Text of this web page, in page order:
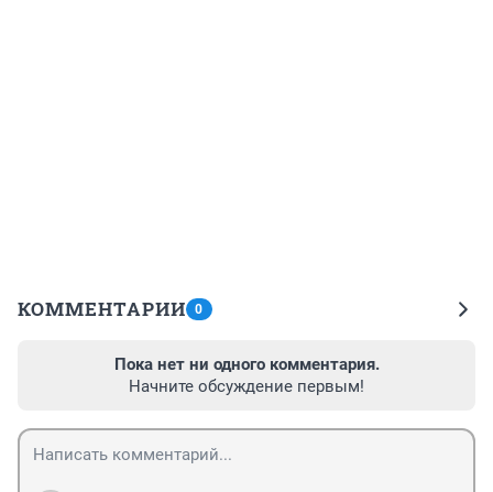
КОММЕНТАРИИ 0
Пока нет ни одного комментария.
Начните обсуждение первым!